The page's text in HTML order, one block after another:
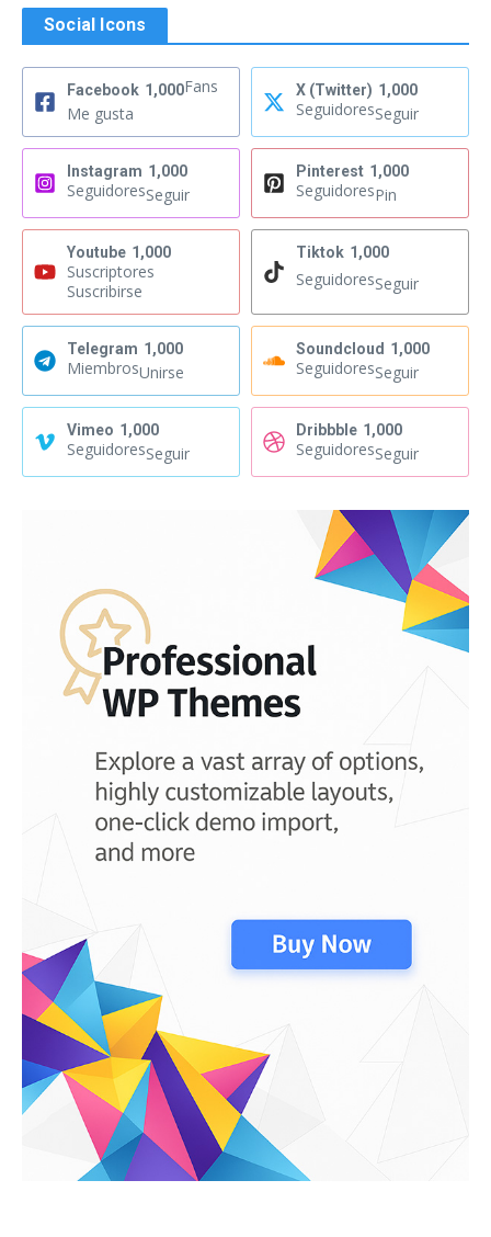
Social Icons
Facebook 1,000Fans
Me gusta
X (Twitter) 1,000
SeguidoresSeguir
Instagram 1,000
SeguidoresSeguir
Pinterest 1,000
SeguidoresPin
Youtube 1,000
Suscriptores
Suscribirse
Tiktok 1,000
SeguidoresSeguir
Telegram 1,000
MiembrosUnirse
Soundcloud 1,000
SeguidoresSeguir
Vimeo 1,000
SeguidoresSeguir
Dribbble 1,000
SeguidoresSeguir